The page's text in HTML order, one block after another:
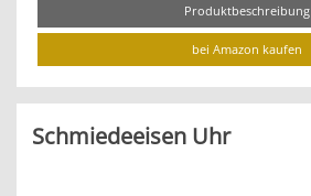
Produktbeschreibung
bei Amazon kaufen
Schmiedeeisen Uhr